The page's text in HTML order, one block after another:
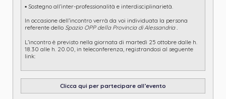
▪ Sostegno all’inter-professionalità e interdisciplinarietà.
In occasione dell’incontro verrà da voi individuata la persona
referente dello Spazio OPP della Provincia di Alessandria .
L’incontro è previsto nella giornata di martedì 25 ottobre dalle h.
18.30 alle h. 20.00, in teleconferenza, registrandosi al seguente
link:
Clicca qui per partecipare all’evento